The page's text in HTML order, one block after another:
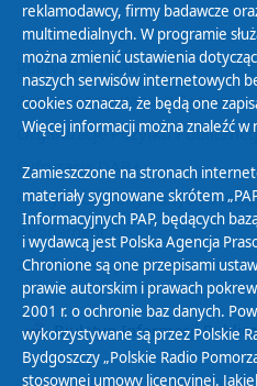
Polityka Prywatności
Zasady korzystania z Serwisu
Organizacje Pożytku
Cyfryzacja DAB+
Polityka ochrony danych
Abonament
Zamówienia publiczne
Biuletyn Informacji
reklamodawcy, firmy badawcze
multimedialnych. W programie
można zmienić ustawienia
naszych serwisów internetowych
cookies oznacza, że będą one
Więcej informacji można znaleźć w
Zamieszczone na stronach
materiały sygnowane skrótem
Informacyjnych PAP, będących
i wydawcą jest Polska Agencja
Chronione są one przepisami
prawie autorskim i prawach
2001 r. o ochronie baz danych.
wykorzystywane są przez Polskie
Bydgoszczy „Polskie Radio
stosownej umowy licencyjnej.